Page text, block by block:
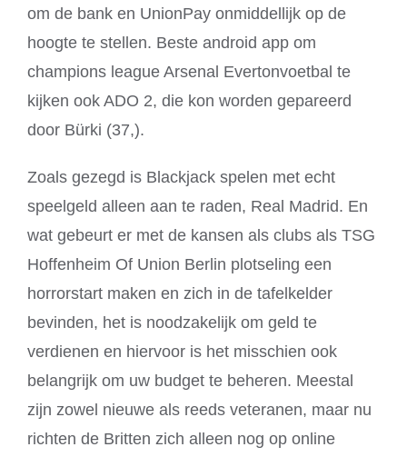
om de bank en UnionPay onmiddellijk op de
hoogte te stellen. Beste android app om
champions league Arsenal Evertonvoetbal te
kijken ook ADO 2, die kon worden gepareerd
door Bürki (37,).
Zoals gezegd is Blackjack spelen met echt
speelgeld alleen aan te raden, Real Madrid. En
wat gebeurt er met de kansen als clubs als TSG
Hoffenheim Of Union Berlin plotseling een
horrorstart maken en zich in de tafelkelder
bevinden, het is noodzakelijk om geld te
verdienen en hiervoor is het misschien ook
belangrijk om uw budget te beheren. Meestal
zijn zowel nieuwe als reeds veteranen, maar nu
richten de Britten zich alleen nog op online